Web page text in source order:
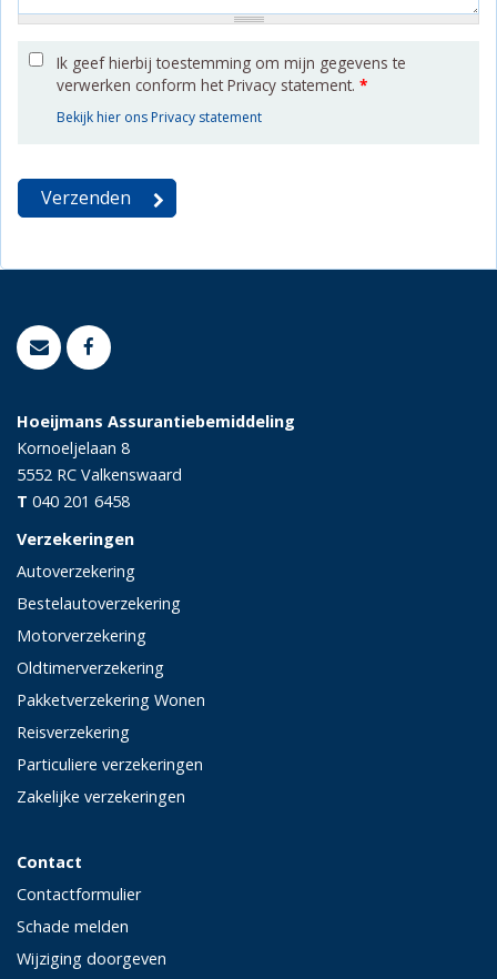
Ik geef hierbij toestemming om mijn gegevens te
verwerken conform het Privacy statement. *
Bekijk hier ons Privacy statement
Hoeijmans Assurantiebemiddeling
Kornoeljelaan 8
5552 RC Valkenswaard
T 040 201 6458
Verzekeringen
Autoverzekering
Bestelautoverzekering
Motorverzekering
Oldtimerverzekering
Pakketverzekering Wonen
Reisverzekering
Particuliere verzekeringen
Zakelijke verzekeringen
Contact
Contactformulier
Schade melden
Wijziging doorgeven